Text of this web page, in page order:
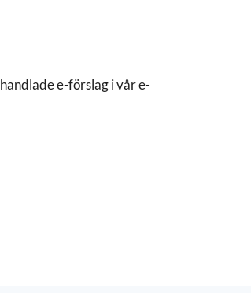
e-förslag i vår e-